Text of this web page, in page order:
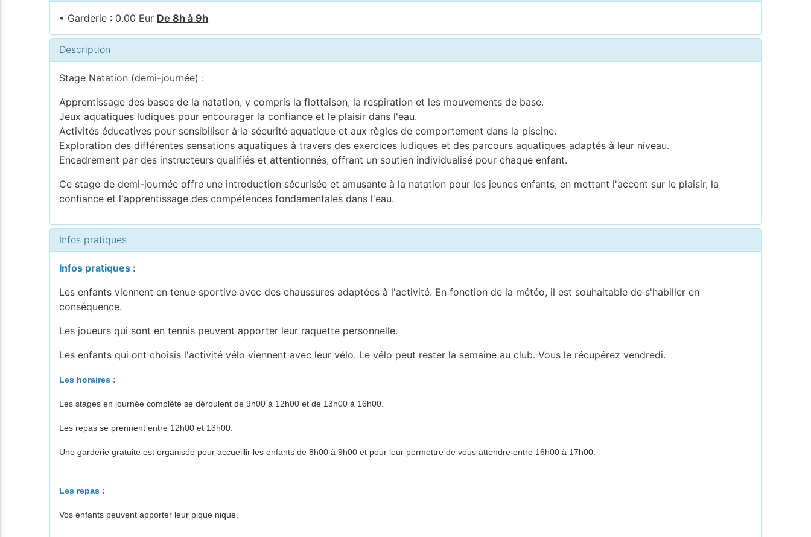
• Garderie : 0.00 Eur De 8h à 9h
Description
Stage Natation (demi-journée) :
Apprentissage des bases de la natation, y compris la flottaison, la respiration et les mouvements de base.
Jeux aquatiques ludiques pour encourager la confiance et le plaisir dans l'eau.
Activités éducatives pour sensibiliser à la sécurité aquatique et aux règles de comportement dans la piscine.
Exploration des différentes sensations aquatiques à travers des exercices ludiques et des parcours aquatiques adaptés à leur niveau.
Encadrement par des instructeurs qualifiés et attentionnés, offrant un soutien individualisé pour chaque enfant.
Ce stage de demi-journée offre une introduction sécurisée et amusante à la natation pour les jeunes enfants, en mettant l'accent sur le plaisir, la
confiance et l'apprentissage des compétences fondamentales dans l'eau.
Infos pratiques
Infos pratiques :
Les enfants viennent en tenue sportive avec des chaussures adaptées à l'activité. En fonction de la météo, il est souhaitable de s'habiller en
conséquence.
Les joueurs qui sont en tennis peuvent apporter leur raquette personnelle.
Les enfants qui ont choisis l'activité vélo viennent avec leur vélo. Le vélo peut rester la semaine au club. Vous le récupérez vendredi.
Les horaires :
Les stages en journée complète se déroulent de 9h00 à 12h00 et de 13h00 à 16h00.
Les repas se prennent entre 12h00 et 13h00.
Une garderie gratuite est organisée pour accueillir les enfants de 8h00 à 9h00 et pour leur permettre de vous attendre entre 16h00 à 17h00.
Les repas :
Vos enfants peuvent apporter leur pique nique.